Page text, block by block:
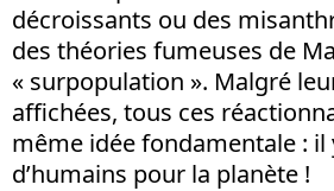
décroissants ou des
des théories fumeuses de
« surpopulation ». Malgré
affichées, tous ces
même idée fondamentale :
d’humains pour la planète !